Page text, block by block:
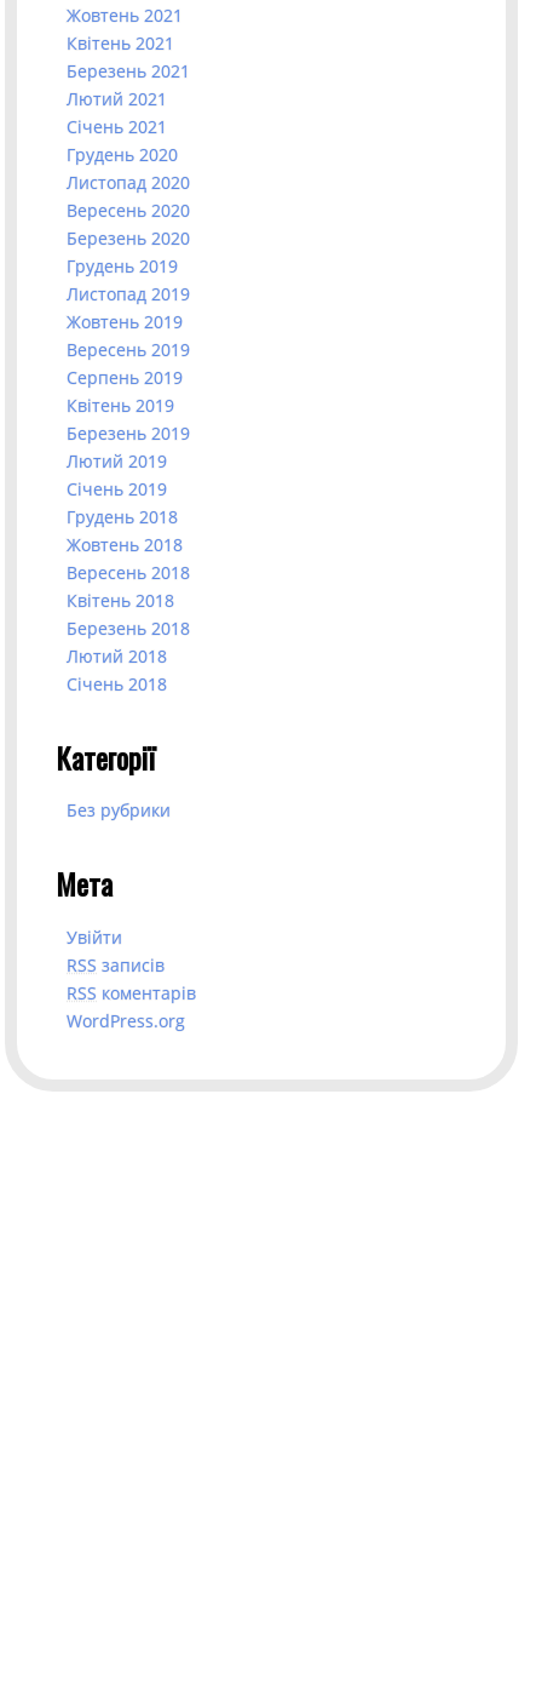
Жовтень 2021
Квітень 2021
Березень 2021
Лютий 2021
Січень 2021
Грудень 2020
Листопад 2020
Вересень 2020
Березень 2020
Грудень 2019
Листопад 2019
Жовтень 2019
Вересень 2019
Серпень 2019
Квітень 2019
Березень 2019
Лютий 2019
Січень 2019
Грудень 2018
Жовтень 2018
Вересень 2018
Квітень 2018
Березень 2018
Лютий 2018
Січень 2018
Категорії
Без рубрики
Мета
Увійти
RSS записів
RSS коментарів
WordPress.org